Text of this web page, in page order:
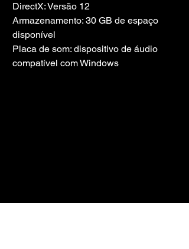
DirectX: Versão 12
Armazenamento: 30 GB de espaço
disponível
Placa de som: dispositivo de áudio
compatível com Windows